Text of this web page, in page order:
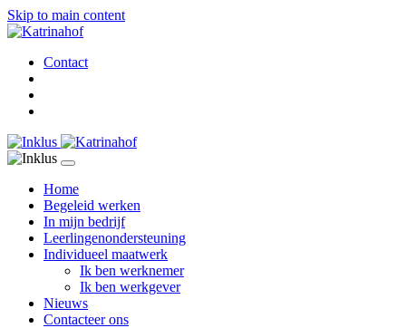
Skip to main content
Contact
Home
Begeleid werken
In mijn bedrijf
Leerlingenondersteuning
Individueel maatwerk
Ik ben werknemer
Ik ben werkgever
Nieuws
Contacteer ons